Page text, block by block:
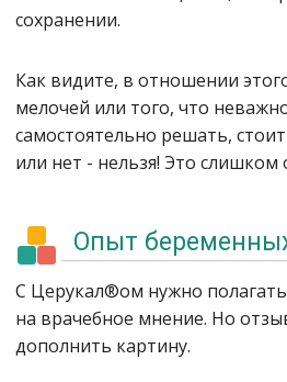
сохранении.
Как видите, в отношении
мелочей или того, что
самостоятельно решать,
или нет - нельзя! Это слишком
Опыт
С Церукал®ом нужно
на врачебное мнение. Но
дополнить картину.